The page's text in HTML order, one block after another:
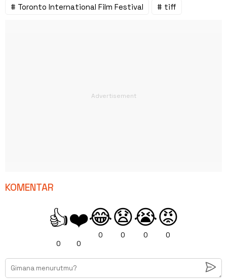
# Toronto International Film Festival
# tiff
KOMENTAR
👍
0
❤️
0
😂
0
😧
0
😭
0
😡
0